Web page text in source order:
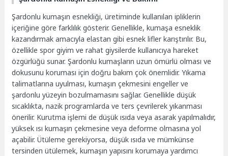
Şardonlu kumaşın esnekliği, üretiminde kullanılan ipliklerin
içeriğine göre farklılık gösterir. Genellikle, kumaşa esneklik
kazandırmak amacıyla elastan gibi esnek lifler karıştırılır. Bu,
özellikle spor giyim ve rahat giysilerde kullanıcıya hareket
özgürlüğü sunar. Şardonlu kumaşların uzun ömürlü olması ve
dokusunu koruması için doğru bakım çok önemlidir. Yıkama
talimatlarına uyulması, kumaşın çekmesini engeller ve
şardonlu yüzeyin bozulmamasını sağlar. Genellikle düşük
sıcaklıkta, nazik programlarda ve ters çevrilerek yıkanması
önerilir. Kurutma işlemi de düşük ısıda veya asarak yapılmalıdır,
yüksek ısı kumaşın çekmesine veya deforme olmasına yol
açabilir. Ütüleme gerekiyorsa, düşük ısıda ve mümkünse
tersinden ütülemek, kumaşın yapısını korumaya yardımcı